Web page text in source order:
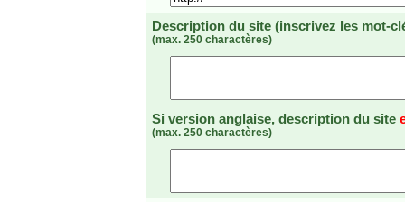
Description du site (inscrivez les mot-
(max. 250 charactères)
Si version anglaise, description du site
(max. 250 charactères)